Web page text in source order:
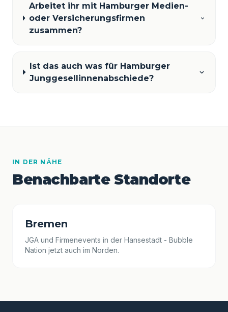
Arbeitet ihr mit Hamburger Medien-
oder Versicherungsfirmen
zusammen?
Ist das auch was für Hamburger
Junggesellinnenabschiede?
IN DER NÄHE
Benachbarte Standorte
Bremen
JGA und Firmenevents in der Hansestadt - Bubble
Nation jetzt auch im Norden.